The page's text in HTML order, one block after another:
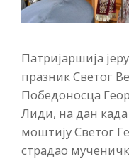
Патријаршија
празник Светог
Победоносца
Лиди, на дан
моштију Светог
страдао